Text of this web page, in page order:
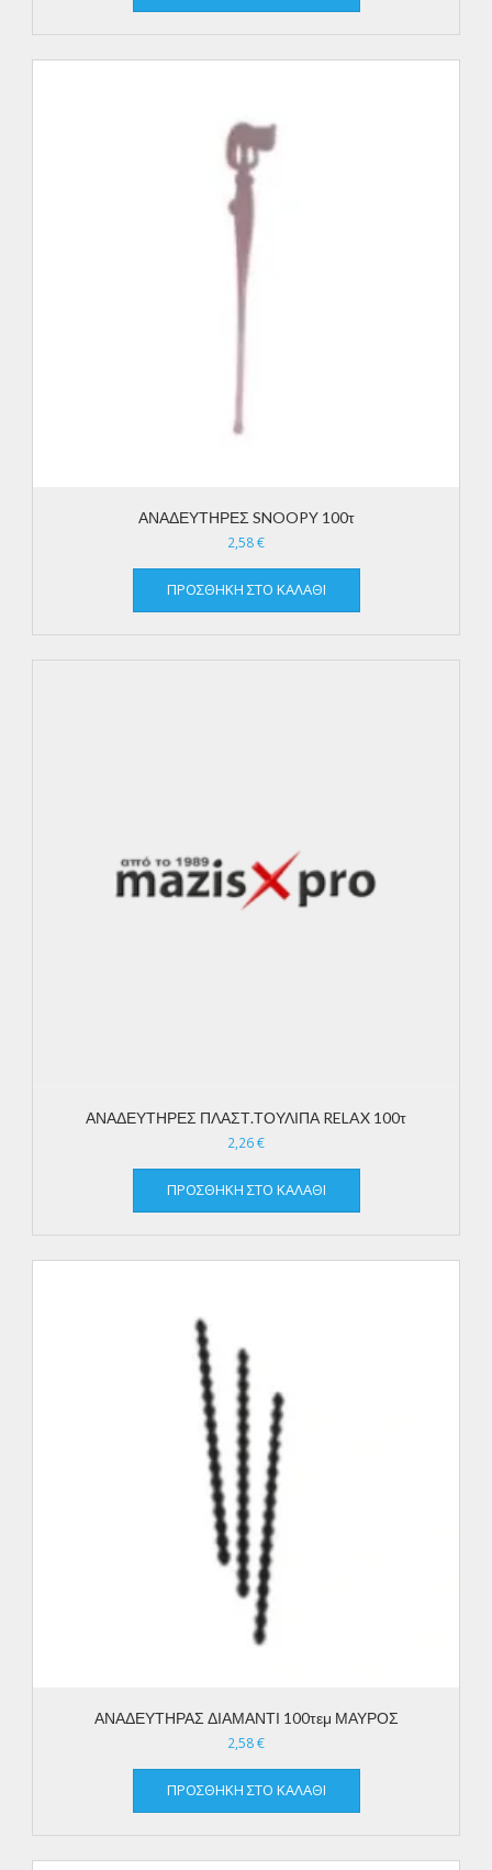
ΑΝΑΔΕΥΤΗΡΕΣ SNOOPY 100τ
2,58€
ΠΡΟΣΘΉΚΗ ΣΤΟ ΚΑΛΆΘΙ
ΑΝΑΔΕΥΤΗΡΕΣ ΠΛΑΣΤ.ΤΟΥΛΙΠΑ RELAX 100τ
2,26€
ΠΡΟΣΘΉΚΗ ΣΤΟ ΚΑΛΆΘΙ
ΑΝΑΔΕΥΤΗΡΑΣ ΔΙΑΜΑΝΤΙ 100τεμ ΜΑΥΡΟΣ
2,58€
ΠΡΟΣΘΉΚΗ ΣΤΟ ΚΑΛΆΘΙ